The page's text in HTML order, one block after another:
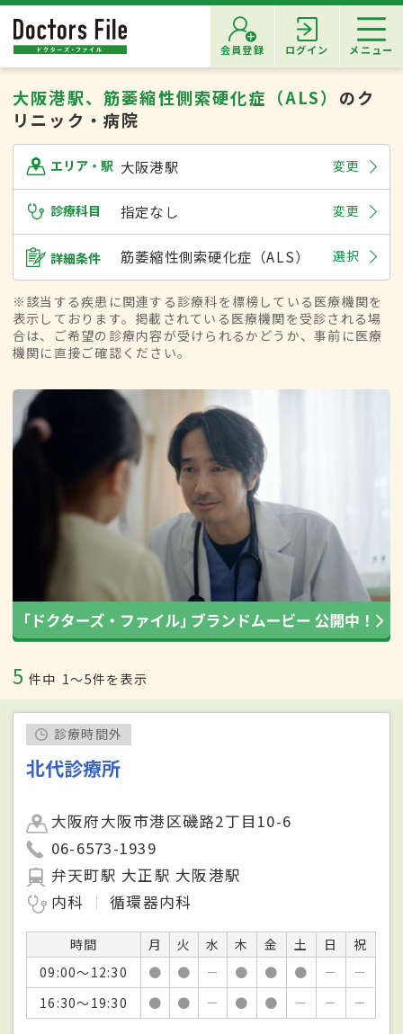
会員登録 ログイン メニュー
大阪港駅、筋萎縮性側索硬化症（ALS） のク
リニック・病院
エリア・駅 大阪港駅 変更
診療科目 指定なし 変更
詳細条件 筋萎縮性側索硬化症（ALS） 選択
※該当する疾患に関連する診療科を標榜している医療機関を
表示しております。掲載されている医療機関を受診される場
合は、ご希望の診療内容が受けられるかどうか、事前に医療
機関に直接ご確認ください。
5 件中 1〜5件を表示
診療時間外
北代診療所
大阪府大阪市港区磯路2丁目10-6
06-6573-1939
弁天町駅 大正駅 大阪港駅
内科
循環器内科
時間 月 火 水 木 金 土 日
祝
09:00～12:30
● ● － ● ● ● －
－
16:30～19:30
● ● － ● ● － － －